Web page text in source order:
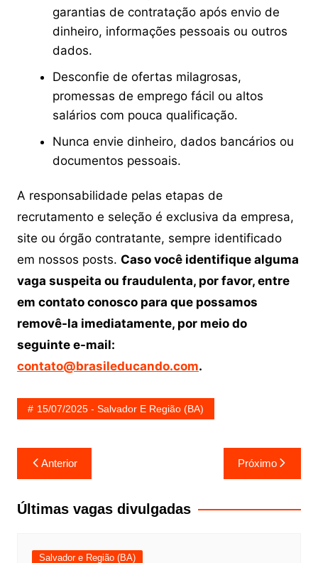
garantias de contratação após envio de
dinheiro, informações pessoais ou outros
dados.
Desconfie de ofertas milagrosas,
promessas de emprego fácil ou altos
salários com pouca qualificação.
Nunca envie dinheiro, dados bancários ou
documentos pessoais.
A responsabilidade pelas etapas de
recrutamento e seleção é exclusiva da empresa,
site ou órgão contratante, sempre identificado
em nossos posts. Caso você identifique alguma
vaga suspeita ou fraudulenta, por favor, entre
em contato conosco para que possamos
removê-la imediatamente, por meio do
seguinte e-mail:
contato@brasileducando.com.
15/07/2025 - Salvador E Região (BA)
Navegação
de
Post
Anterior Próximo
Últimas vagas divulgadas
Salvador e Região (BA)